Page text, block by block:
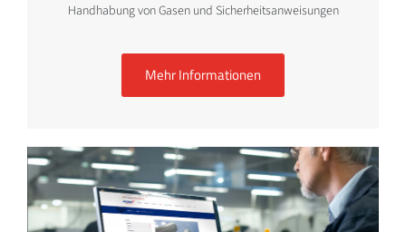
Handhabung von Gasen und Sicherheitsanweisungen
Mehr Informationen